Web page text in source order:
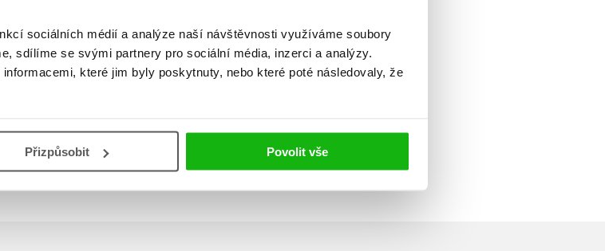
sociálních médií a analýze naší návštěvnosti využíváme soubory
sdílíme se svými partnery pro sociální média, inzerci a analýzy.
které jim byly poskytnuty, nebo které poté následovaly, že
Přizpůsobit Povolit vše
Zobraz záznamů